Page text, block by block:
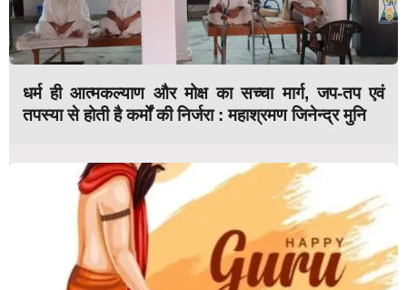
धर्म ही आत्मकल्याण और मोक्ष का सच्चा मार्ग, जप-तप एवं
तपस्या से होती है कर्मों की निर्जरा : महाश्रमण जिनेन्द्र मुनि